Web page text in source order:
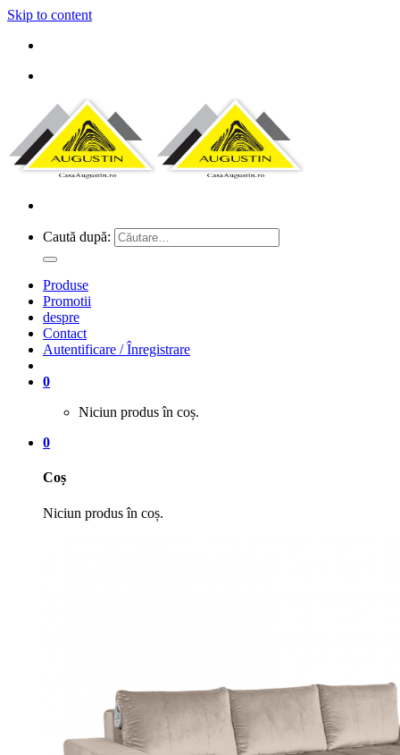
Skip to content
Caută după:
Produse
Promotii
despre
Contact
Autentificare / Înregistrare
0
Niciun produs în coș.
0
Coș
Niciun produs în coș.